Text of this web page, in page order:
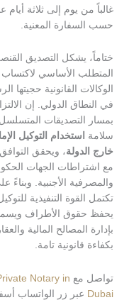
يوم إلى ثلاثة أيام عمل
المعنية.
التصديق القنصلي
الأساسي لاكتساب
القانونية حجيتها الرسمية
الدولي. إن الالتزام
المتسلسل يضمن
التوكيل الإماراتي
، ويحقق التوافق اللازم
الجهات الحكومية
الأجنبية. وبناءً على ذلك،
التنفيذية للتوكيل بما
الأطراف ويسمح
المالية والعقارية
تامة.
Private Notary in
زر الواتساب أسفل